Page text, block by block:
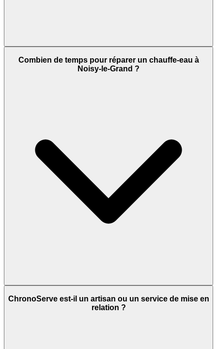
Combien de temps pour réparer un chauffe-eau à
Noisy-le-Grand ?
ChronoServe est-il un artisan ou un service de mise en
relation ?